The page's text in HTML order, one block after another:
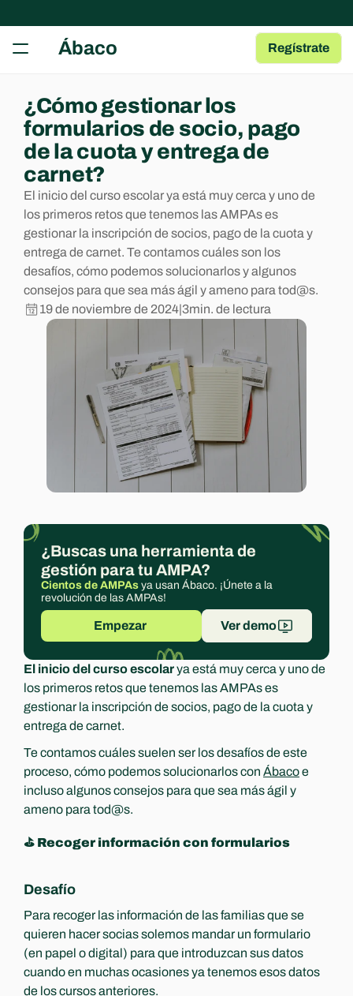
¿Cómo gestionar los
formularios de socio, pago
de la cuota y entrega de
carnet?
El inicio del curso escolar ya está muy cerca y uno de
los primeros retos que tenemos las AMPAs es
gestionar la inscripción de socios, pago de la cuota y
entrega de carnet. Te contamos cuáles son los
desafíos, cómo podemos solucionarlos y algunos
consejos para que sea más ágil y ameno para tod@s.
19 de noviembre de 2024|3min. de lectura
¿Buscas una herramienta de
gestión para tu AMPA?
Cientos de AMPAs ya usan Ábaco. ¡Únete a la
revolución de las AMPAs!
Empezar Ver demo
El inicio del curso escolar ya está muy cerca y uno de
los primeros retos que tenemos las AMPAs es
gestionar la inscripción de socios, pago de la cuota y
entrega de carnet.
Te contamos cuáles suelen ser los desafíos de este
proceso, cómo podemos solucionarlos con Ábaco e
incluso algunos consejos para que sea más ágil y
ameno para tod@s.
⛳️ Recoger información con formularios
Desafío
Para recoger las información de las familias que se
quieren hacer socias solemos mandar un formulario
(en papel o digital) para que introduzcan sus datos
cuando en muchas ocasiones ya tenemos esos datos
de los cursos anteriores.
Ábaco Herramientas gratuitas
Guía para AMPAs
Aprende a gestionar una AMPA
Centro de Ayuda
Artículos y Guías sobre las Apps
Blog
Contenido de interés para AMPAs
COMMUNITY
Join
Events
Experts
Regístrate